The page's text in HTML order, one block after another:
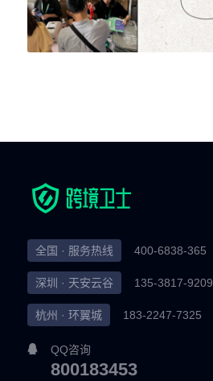
全国 · 服务热线 400-6838-365
深圳 · 天安云谷 135-3817-9209
杭州 · 环翼城 183-2247-7325
QQ咨询
800183453